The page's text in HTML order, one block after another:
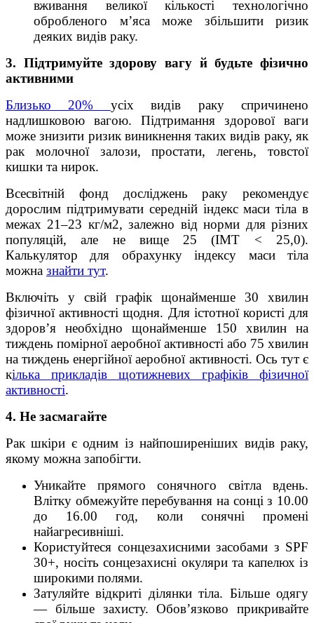
вживання великої кількості технологічно
обробленого м’яса може збільшити ризик
деяких видів раку.
3. Підтримуйте здорову вагу й будьте фізично
активними
Близько 20% усіх видів раку спричинено
надлишковою вагою. Підтримання здорової ваги
може знизити ризик виникнення таких видів раку, як
рак молочної залози, простати, легень, товстої
кишки та нирок.
Всесвітній фонд досліджень раку рекомендує
дорослим підтримувати середній індекс маси тіла в
межах 21–23 кг/м2, залежно від норми для різних
популяцій, але не вище 25 (ІМТ < 25,0).
Калькулятор для обрахунку індексу маси тіла
можна знайти тут.
Включіть у свій графік щонайменше 30 хвилин
фізичної активності щодня. Для істотної користі для
здоров’я необхідно щонайменше 150 хвилин на
тиждень помірної аеробної активності або 75 хвилин
на тиждень енергійної аеробної активності. Ось тут є
кілька прикладів щотижневих графіків фізичної
активності.
4. Не засмагайте
Рак шкіри є одним із найпоширеніших видів раку,
якому можна запобігти.
Уникайте прямого сонячного світла вдень.
Влітку обмежуйте перебування на сонці з 10.00
до 16.00 год, коли сонячні промені
найагресивніші.
Користуйтеся сонцезахисними засобами з SPF
30+, носіть сонцезахисні окуляри та капелюх із
широкими полями.
Затуляйте відкриті ділянки тіла. Більше одягу
— більше захисту. Обов’язково прикривайте